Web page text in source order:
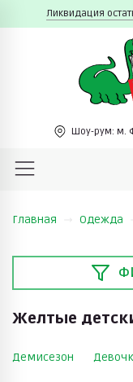
Ликвидация
Шоу-рум: м.
Главная Одежда
Желтые
Демисезон